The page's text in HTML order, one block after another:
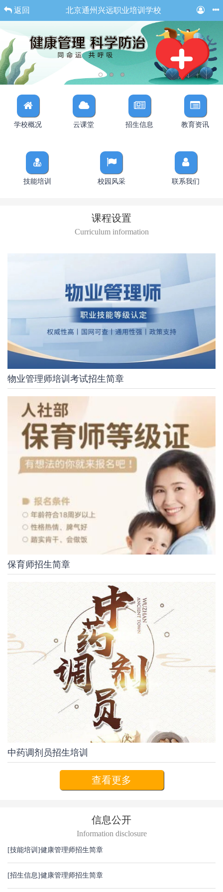
返回 北京通州兴远职业培训学校
学校概况 云课堂 招生信息 教育资讯
技能培训 校园风采 联系我们
课程设置
Curriculum information
物业管理师培训考试招生简章
保育师招生简章
中药调剂员招生培训
查看更多
信息公开
Information disclosure
[技能培训]健康管理师招生简章
[招生信息]健康管理师招生简章